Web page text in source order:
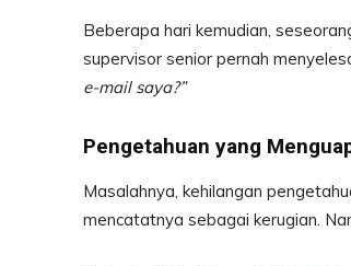
Beberapa hari kemudian,
supervisor senior pernah
e-mail saya?”
Pengetahuan yang
Masalahnya, kehilangan
mencatatnya sebagai kerugian.